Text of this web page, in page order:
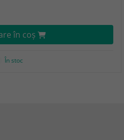
în coş
În stoc